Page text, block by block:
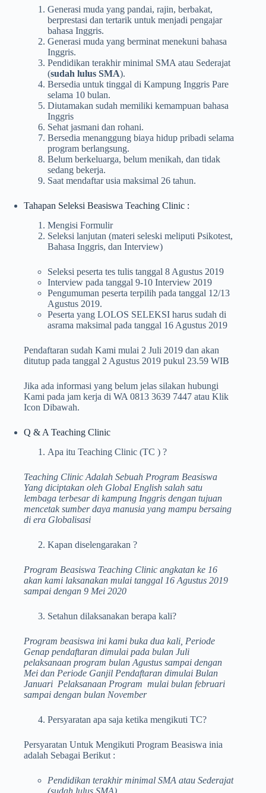
Generasi muda yang pandai, rajin, berbakat,
berprestasi dan tertarik untuk menjadi pengajar
bahasa Inggris.
Generasi muda yang berminat menekuni bahasa
Inggris.
Pendidikan terakhir minimal SMA atau Sederajat
(sudah lulus SMA).
Bersedia untuk tinggal di Kampung Inggris Pare
selama 10 bulan.
Diutamakan sudah memiliki kemampuan bahasa
Inggris
Sehat jasmani dan rohani.
Bersedia menanggung biaya hidup pribadi selama
program berlangsung.
Belum berkeluarga, belum menikah, dan tidak
sedang bekerja.
Saat mendaftar usia maksimal 26 tahun.
Tahapan Seleksi Beasiswa Teaching Clinic :
Mengisi Formulir
Seleksi lanjutan (materi seleski meliputi Psikotest,
Bahasa Inggris, dan Interview)
Seleksi peserta tes tulis tanggal 8 Agustus 2019
Interview pada tanggal 9-10 Interview 2019
Pengumuman peserta terpilih pada tanggal 12/13
Agustus 2019.
Peserta yang LOLOS SELEKSI harus sudah di
asrama maksimal pada tanggal 16 Agustus 2019
Pendaftaran sudah Kami mulai 2 Juli 2019 dan akan
ditutup pada tanggal 2 Agustus 2019 pukul 23.59 WIB
Jika ada informasi yang belum jelas silakan hubungi
Kami pada jam kerja di WA 0813 3639 7447 atau Klik
Icon Dibawah.
Q & A Teaching Clinic
Apa itu Teaching Clinic (TC ) ?
Teaching Clinic Adalah Sebuah Program Beasiswa
Yang diciptakan oleh Global English salah satu
lembaga terbesar di kampung Inggris dengan tujuan
mencetak sumber daya manusia yang mampu bersaing
di era Globalisasi
Kapan diselengarakan ?
Program Beasiswa Teaching Clinic angkatan ke 16
akan kami laksanakan mulai tanggal 16 Agustus 2019
sampai dengan 9 Mei 2020
Setahun dilaksanakan berapa kali?
Program beasiswa ini kami buka dua kali, Periode
Genap pendaftaran dimulai pada bulan Juli
pelaksanaan program bulan Agustus sampai dengan
Mei dan Periode Ganjil Pendaftaran dimulai Bulan
Januari Pelaksanaan Program mulai bulan februari
sampai dengan bulan November
Persyaratan apa saja ketika mengikuti TC?
Persyaratan Untuk Mengikuti Program Beasiswa inia
adalah Sebagai Berikut :
Pendidikan terakhir minimal SMA atau Sederajat
(sudah lulus SMA).